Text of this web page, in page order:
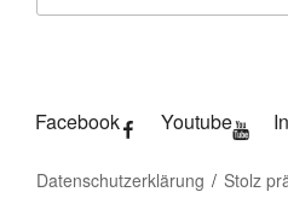
Facebook Youtube
Datenschutzerklärung Stolz